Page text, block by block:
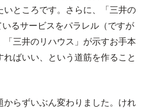
いところです。さらに、「三井の
るサービスをパラレル（ですが
「三井のリハウス」が示すお手本
ばいい、という道筋を作ること
からずいぶん変わりました。けれ